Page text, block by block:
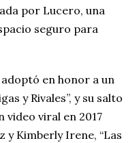
por Lucero, una
seguro para
en honor a un
y Rivales”, y su salto
video viral en 2017
y Kimberly Irene, “Las